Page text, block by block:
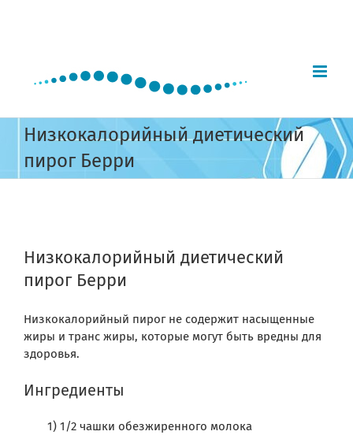
Низкокалорийный диетический
пирог Берри
Image
Низкокалорийный диетический
пирог Берри
Низкокалорийный пирог не содержит насыщенные
жиры и транс жиры, которые могут быть вредны для
здоровья.
Ингредиенты
1) 1/2 чашки обезжиренного молока